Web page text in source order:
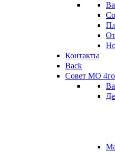
Контакты
Back
Совет МО 4го